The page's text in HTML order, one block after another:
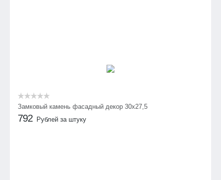
Замковый камень фасадный декор 30х27,5
792 Рублей за штуку